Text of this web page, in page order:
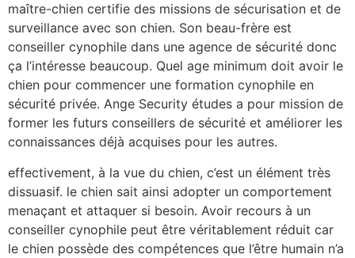
maître-chien certifie des missions de sécurisation et de
surveillance avec son chien. Son beau-frère est
conseiller cynophile dans une agence de sécurité donc
ça l’intéresse beaucoup. Quel age minimum doit avoir le
chien pour commencer une formation cynophile en
sécurité privée. Ange Security études a pour mission de
former les futurs conseillers de sécurité et améliorer les
connaissances déjà acquises pour les autres.
effectivement, à la vue du chien, c’est un élément très
dissuasif. le chien sait ainsi adopter un comportement
menaçant et attaquer si besoin. Avoir recours à un
conseiller cynophile peut être véritablement réduit car
le chien possède des compétences que l’être humain n’a